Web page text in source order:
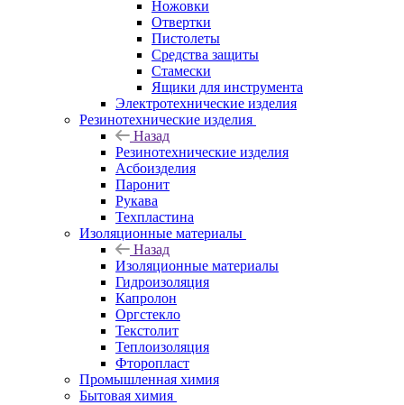
Ножовки
Отвертки
Пистолеты
Средства защиты
Стамески
Ящики для инструмента
Электротехнические изделия
Резинотехнические изделия
Назад
Резинотехнические изделия
Асбоизделия
Паронит
Рукава
Техпластина
Изоляционные материалы
Назад
Изоляционные материалы
Гидроизоляция
Капролон
Оргстекло
Текстолит
Теплоизоляция
Фторопласт
Промышленная химия
Бытовая химия